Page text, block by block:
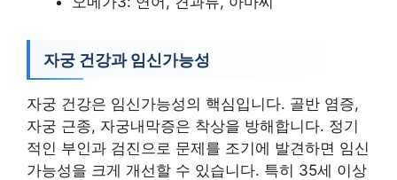
자궁 건강과 임신가능성
자궁 건강은 임신가능성의 핵심입니다. 골반 염증,
자궁 근종, 자궁내막증은 착상을 방해합니다. 정기
적인 부인과 검진으로 문제를 조기에 발견하면 임신
가능성을 크게 개선할 수 있습니다. 특히 35세 이상